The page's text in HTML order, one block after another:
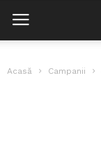
Acasă Campanii